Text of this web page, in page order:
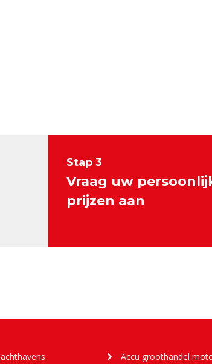
Stap 3
Vraag uw
prijzen aan
Accu groothandel